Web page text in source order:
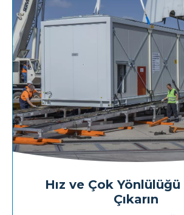
Hız ve Çok
Çıkarın